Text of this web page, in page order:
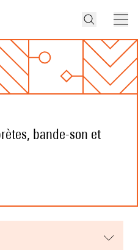
bande-son et